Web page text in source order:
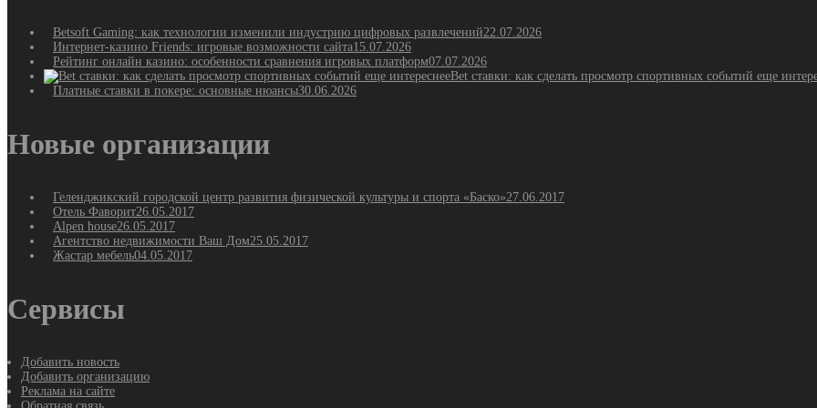
Betsoft Gaming: как технологии изменили индустрию цифровых развлечений22.07.2026
Интернет-казино Friends: игровые возможности сайта15.07.2026
Рейтинг онлайн казино: особенности сравнения игровых платформ07.07.2026
Bet ставки: как сделать просмотр спортивных событий еще
Платные ставки в покере: основные нюансы30.06.2026
Новые организации
Геленджикский городской центр развития физической культуры и спорта «Баско»27.06.2017
Отель Фаворит26.05.2017
Alpen house26.05.2017
Агентство недвижимости Ваш Дом25.05.2017
Жастар мебель04.05.2017
Сервисы
Добавить новость
Добавить организацию
Реклама на сайте